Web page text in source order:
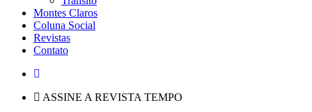
Montes Claros
Coluna Social
Revistas
Contato
ASSINE A REVISTA TEMPO